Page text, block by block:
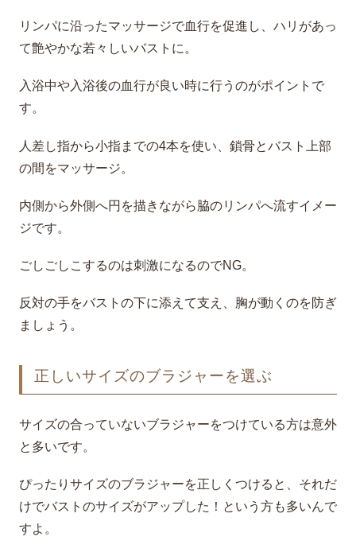
リンパに沿ったマッサージで血行を促進し、ハリがあっ
て艶やかな若々しいバストに。
入浴中や入浴後の血行が良い時に行うのがポイントで
す。
人差し指から小指までの4本を使い、鎖骨とバスト上部
の間をマッサージ。
内側から外側へ円を描きながら脇のリンパへ流すイメー
ジです。
ごしごしこするのは刺激になるのでNG。
反対の手をバストの下に添えて支え、胸が動くのを防ぎ
ましょう。
正しいサイズのブラジャーを選ぶ
サイズの合っていないブラジャーをつけている方は意外
と多いです。
ぴったりサイズのブラジャーを正しくつけると、それだ
けでバストのサイズがアップした！という方も多いんで
すよ。